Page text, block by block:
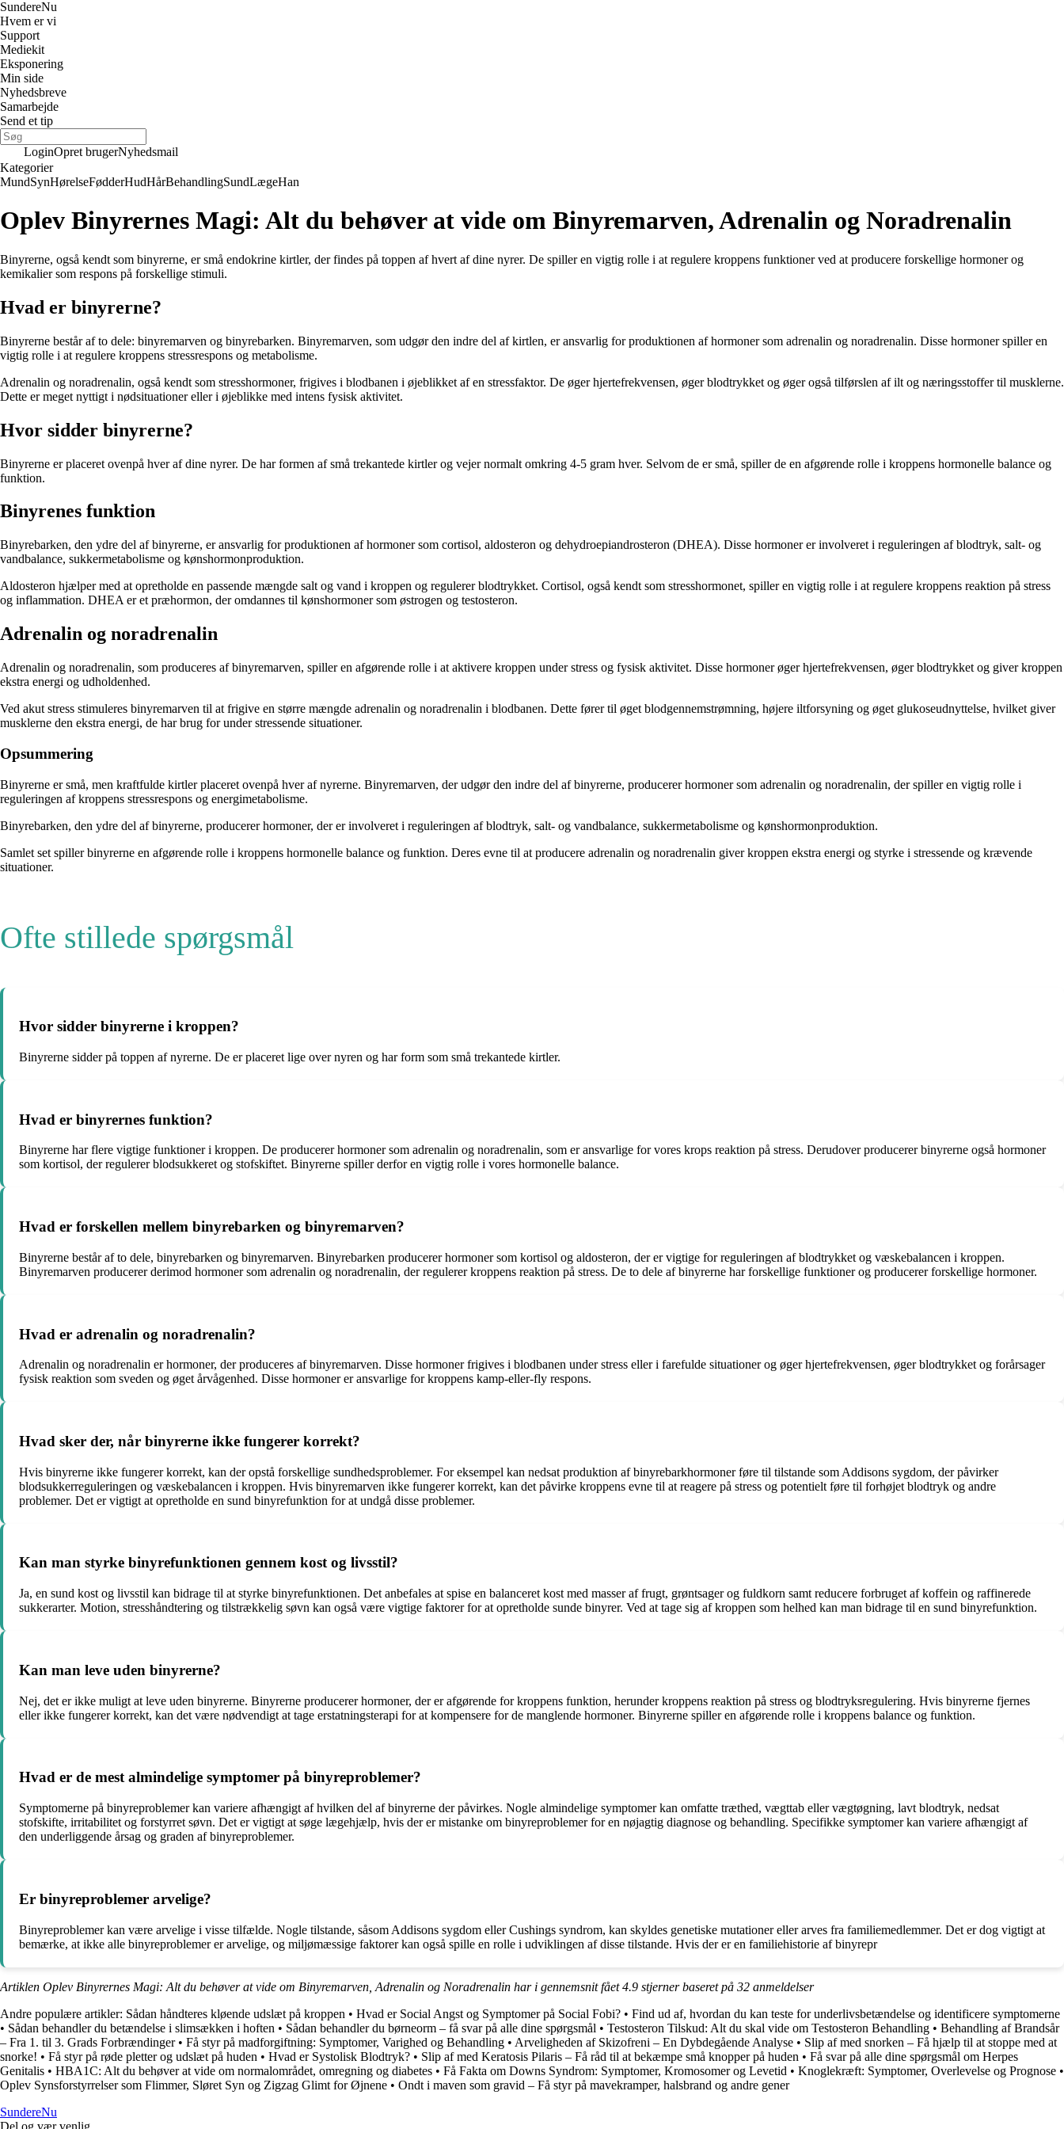
SundereNu
Hvem er vi
Support
Mediekit
Eksponering
Min side
Nyhedsbreve
Samarbejde
Send et tip
LoginOpret brugerNyhedsmail
Kategorier
MundSynHørelseFødderHudHårBehandlingSundLægeHan
Oplev Binyrernes Magi: Alt du behøver at vide om Binyremarven, Adrenalin og Noradrenalin
Binyrerne, også kendt som binyrerne, er små endokrine kirtler, der findes på toppen af ​​hvert af dine nyrer. De spiller en vigtig rolle i at regulere kroppens funktioner ved at producere forskellige hormoner og
kemikalier som respons på forskellige stimuli.
Hvad er binyrerne?
Binyrerne består af to dele: binyremarven og binyrebarken. Binyremarven, som udgør den indre del af kirtlen, er ansvarlig for produktionen af ​​hormoner som adrenalin og noradrenalin. Disse hormoner spiller en
vigtig rolle i at regulere kroppens stressrespons og metabolisme.
Adrenalin og noradrenalin, også kendt som stresshormoner, frigives i blodbanen i øjeblikket af en stressfaktor. De øger hjertefrekvensen, øger blodtrykket og øger også tilførslen af ​​ilt og næringsstoffer til musklerne.
Dette er meget nyttigt i nødsituationer eller i øjeblikke med intens fysisk aktivitet.
Hvor sidder binyrerne?
Binyrerne er placeret ovenpå hver af dine nyrer. De har formen af ​​små trekantede kirtler og vejer normalt omkring 4-5 gram hver. Selvom de er små, spiller de en afgørende rolle i kroppens hormonelle balance og
funktion.
Binyrenes funktion
Binyrebarken, den ydre del af binyrerne, er ansvarlig for produktionen af ​​hormoner som cortisol, aldosteron og dehydroepiandrosteron (DHEA). Disse hormoner er involveret i reguleringen af ​​blodtryk, salt- og
vandbalance, sukkermetabolisme og kønshormonproduktion.
Aldosteron hjælper med at opretholde en passende mængde salt og vand i kroppen og regulerer blodtrykket. Cortisol, også kendt som stresshormonet, spiller en vigtig rolle i at regulere kroppens reaktion på stress
og inflammation. DHEA er et præhormon, der omdannes til kønshormoner som østrogen og testosteron.
Adrenalin og noradrenalin
Adrenalin og noradrenalin, som produceres af binyremarven, spiller en afgørende rolle i at aktivere kroppen under stress og fysisk aktivitet. Disse hormoner øger hjertefrekvensen, øger blodtrykket og giver kroppen
ekstra energi og udholdenhed.
Ved akut stress stimuleres binyremarven til at frigive en større mængde adrenalin og noradrenalin i blodbanen. Dette fører til øget blodgennemstrømning, højere iltforsyning og øget glukoseudnyttelse, hvilket giver
musklerne den ekstra energi, de har brug for under stressende situationer.
Opsummering
Binyrerne er små, men kraftfulde kirtler placeret ovenpå hver af nyrerne. Binyremarven, der udgør den indre del af binyrerne, producerer hormoner som adrenalin og noradrenalin, der spiller en vigtig rolle i
reguleringen af ​​kroppens stressrespons og energimetabolisme.
Binyrebarken, den ydre del af binyrerne, producerer hormoner, der er involveret i reguleringen af ​​blodtryk, salt- og vandbalance, sukkermetabolisme og kønshormonproduktion.
Samlet set spiller binyrerne en afgørende rolle i kroppens hormonelle balance og funktion. Deres evne til at producere adrenalin og noradrenalin giver kroppen ekstra energi og styrke i stressende og krævende
situationer.
Ofte stillede spørgsmål
Hvor sidder binyrerne i kroppen?
Binyrerne sidder på toppen af nyrerne. De er placeret lige over nyren og har form som små trekantede kirtler.
Hvad er binyrernes funktion?
Binyrerne har flere vigtige funktioner i kroppen. De producerer hormoner som adrenalin og noradrenalin, som er ansvarlige for vores krops reaktion på stress. Derudover producerer binyrerne også hormoner
som kortisol, der regulerer blodsukkeret og stofskiftet. Binyrerne spiller derfor en vigtig rolle i vores hormonelle balance.
Hvad er forskellen mellem binyrebarken og binyremarven?
Binyrerne består af to dele, binyrebarken og binyremarven. Binyrebarken producerer hormoner som kortisol og aldosteron, der er vigtige for reguleringen af blodtrykket og væskebalancen i kroppen.
Binyremarven producerer derimod hormoner som adrenalin og noradrenalin, der regulerer kroppens reaktion på stress. De to dele af binyrerne har forskellige funktioner og producerer forskellige hormoner.
Hvad er adrenalin og noradrenalin?
Adrenalin og noradrenalin er hormoner, der produceres af binyremarven. Disse hormoner frigives i blodbanen under stress eller i farefulde situationer og øger hjertefrekvensen, øger blodtrykket og forårsager
fysisk reaktion som sveden og øget årvågenhed. Disse hormoner er ansvarlige for kroppens kamp-eller-fly respons.
Hvad sker der, når binyrerne ikke fungerer korrekt?
Hvis binyrerne ikke fungerer korrekt, kan der opstå forskellige sundhedsproblemer. For eksempel kan nedsat produktion af binyrebarkhormoner føre til tilstande som Addisons sygdom, der påvirker
blodsukkerreguleringen og væskebalancen i kroppen. Hvis binyremarven ikke fungerer korrekt, kan det påvirke kroppens evne til at reagere på stress og potentielt føre til forhøjet blodtryk og andre
problemer. Det er vigtigt at opretholde en sund binyrefunktion for at undgå disse problemer.
Kan man styrke binyrefunktionen gennem kost og livsstil?
Ja, en sund kost og livsstil kan bidrage til at styrke binyrefunktionen. Det anbefales at spise en balanceret kost med masser af frugt, grøntsager og fuldkorn samt reducere forbruget af koffein og raffinerede
sukkerarter. Motion, stresshåndtering og tilstrækkelig søvn kan også være vigtige faktorer for at opretholde sunde binyrer. Ved at tage sig af kroppen som helhed kan man bidrage til en sund binyrefunktion.
Kan man leve uden binyrerne?
Nej, det er ikke muligt at leve uden binyrerne. Binyrerne producerer hormoner, der er afgørende for kroppens funktion, herunder kroppens reaktion på stress og blodtryksregulering. Hvis binyrerne fjernes
eller ikke fungerer korrekt, kan det være nødvendigt at tage erstatningsterapi for at kompensere for de manglende hormoner. Binyrerne spiller en afgørende rolle i kroppens balance og funktion.
Hvad er de mest almindelige symptomer på binyreproblemer?
Symptomerne på binyreproblemer kan variere afhængigt af hvilken del af binyrerne der påvirkes. Nogle almindelige symptomer kan omfatte træthed, vægttab eller vægtøgning, lavt blodtryk, nedsat
stofskifte, irritabilitet og forstyrret søvn. Det er vigtigt at søge lægehjælp, hvis der er mistanke om binyreproblemer for en nøjagtig diagnose og behandling. Specifikke symptomer kan variere afhængigt af
den underliggende årsag og graden af binyreproblemer.
Er binyreproblemer arvelige?
Binyreproblemer kan være arvelige i visse tilfælde. Nogle tilstande, såsom Addisons sygdom eller Cushings syndrom, kan skyldes genetiske mutationer eller arves fra familiemedlemmer. Det er dog vigtigt at
bemærke, at ikke alle binyreproblemer er arvelige, og miljømæssige faktorer kan også spille en rolle i udviklingen af disse tilstande. Hvis der er en familiehistorie af binyrepr
Artiklen Oplev Binyrernes Magi: Alt du behøver at vide om Binyremarven, Adrenalin og Noradrenalin har i gennemsnit fået4.9 stjerner baseret på 32 anmeldelser
Andre populære artikler: Sådan håndteres kløende udslæt på kroppen • Hvad er Social Angst og Symptomer på Social Fobi? • Find ud af, hvordan du kan teste for underlivsbetændelse og identificere symptomerne
• Sådan behandler du betændelse i slimsækken i hoften • Sådan behandler du børneorm – få svar på alle dine spørgsmål • Testosteron Tilskud: Alt du skal vide om Testosteron Behandling • Behandling af Brandsår
– Fra 1. til 3. Grads Forbrændinger• Få styr på madforgiftning: Symptomer, Varighed og Behandling • Arveligheden af Skizofreni – En Dybdegående Analyse • Slip af med snorken – Få hjælp til at stoppe med at
snorke! • Få styr på røde pletter og udslæt på huden • Hvad er Systolisk Blodtryk? • Slip af med Keratosis Pilaris – Få råd til at bekæmpe små knopper på huden • Få svar på alle dine spørgsmål om Herpes
Genitalis • HBA1C: Alt du behøver at vide om normalområdet, omregning og diabetes • Få Fakta om Downs Syndrom: Symptomer, Kromosomer og Levetid • Knoglekræft: Symptomer, Overlevelse og Prognose •
Oplev Synsforstyrrelser som Flimmer, Sløret Syn og Zigzag Glimt for Øjnene • Ondt i maven som gravid – Få styr på mavekramper, halsbrand og andre gener
SundereNu
Del og vær venlig